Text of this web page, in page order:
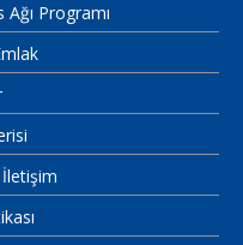
Programı